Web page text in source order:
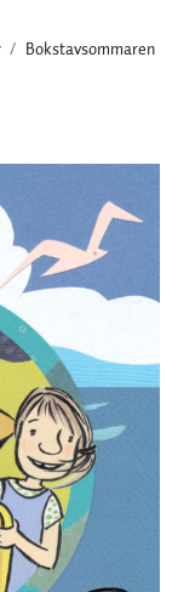
Bokstavsommaren